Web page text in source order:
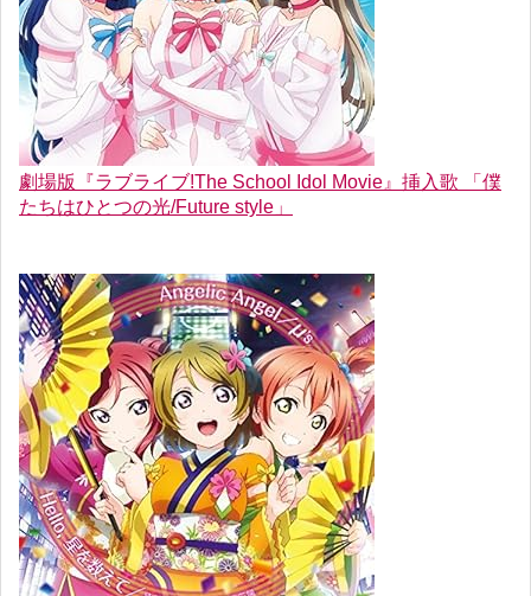
劇場版『ラブライブ!The School Idol Movie』挿入歌 「僕
たちはひとつの光/Future style」